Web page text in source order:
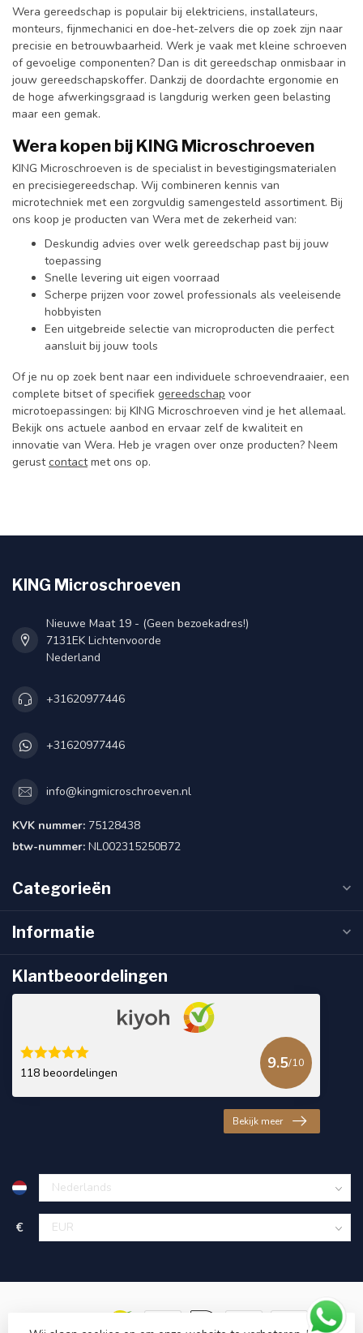
Wera gereedschap is populair bij elektriciens, installateurs,
monteurs, fijnmechanici en doe-het-zelvers die op zoek zijn naar
precisie en betrouwbaarheid. Werk je vaak met kleine schroeven
of gevoelige componenten? Dan is dit gereedschap onmisbaar in
jouw gereedschapskoffer. Dankzij de doordachte ergonomie en
de hoge afwerkingsgraad is langdurig werken geen belasting
maar een gemak.
Wera kopen bij KING Microschroeven
KING Microschroeven is de specialist in bevestigingsmaterialen
en precisiegereedschap. Wij combineren kennis van
microtechniek met een zorgvuldig samengesteld assortiment. Bij
ons koop je producten van Wera met de zekerheid van:
Deskundig advies over welk gereedschap past bij jouw
toepassing
Snelle levering uit eigen voorraad
Scherpe prijzen voor zowel professionals als veeleisende
hobbyisten
Een uitgebreide selectie van microproducten die perfect
aansluit bij jouw tools
Of je nu op zoek bent naar een individuele schroevendraaier, een
complete bitset of specifiek gereedschap voor
microtoepassingen: bij KING Microschroeven vind je het allemaal.
Bekijk ons actuele aanbod en ervaar zelf de kwaliteit en
innovatie van Wera. Heb je vragen over onze producten? Neem
gerustcontactmet ons op.
KING Microschroeven
Nieuwe Maat 19 - (Geen bezoekadres!)
7131EK Lichtenvoorde
Nederland
+31620977446
+31620977446
info@kingmicroschroeven.nl
KVK nummer: 75128438
btw-nummer: NL002315250B72
Categorieën
Informatie
Klantbeoordelingen
118 beoordelingen
9.5/10
Bekijk meer
€